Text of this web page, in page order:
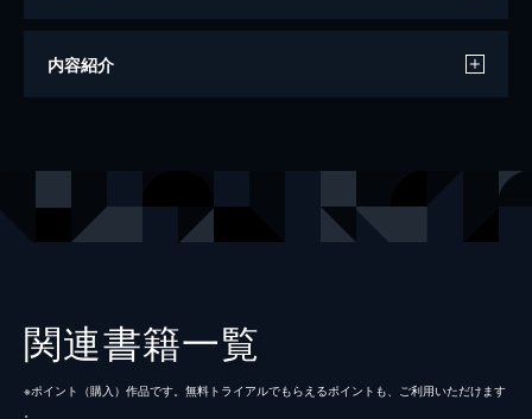
著者
内容紹介
関連書籍一覧
※ポイント（購⼊）作品です。無料トライアルでもらえるポイントも、ご利⽤いただけます